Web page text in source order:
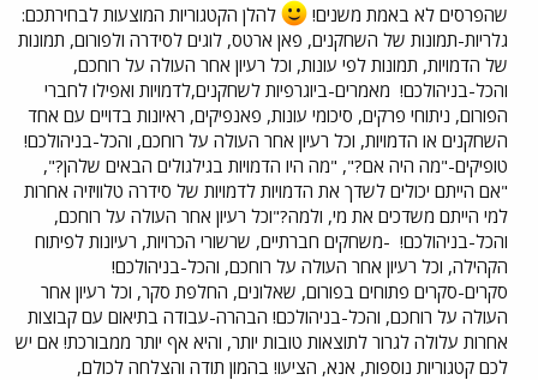
שהפרסים לא באמת משנים!
להלן הקטגוריות המוצעות לבחירתכם:
גלריות-תמונות של השחקנים, פאן ארטס, לוגים לסידרה ולפורום, תמונות
של הדמויות, תמונות לפי עונות, וכל רעיון אחר העולה על רוחכם,
והכל-בניהולכם! מאמרים-ביוגרפיות לשחקנים,לדמויות ואפילו לחברי
הפורום, ניתוחי פרקים, סיכומי עונות, פאנפיקים, ראיונות בדויים עם אחד
השחקנים או הדמויות, וכל רעיון אחר העולה על רוחכם, והכל-בניהולכם!
טופיקים-"מה היה אם?", "מה היו הדמויות בגילגולים הבאים שלהן?",
"אם הייתם יכולים לשדך את הדמויות לדמויות של סידרה טלוויזיה אחרות
למי הייתם משדכים את מי, ולמה?"וכל רעיון אחר העולה על רוחכם,
והכל-בניהולכם! -משחקים חברתיים, שרשורי הכרויות, רעיונות לפיתוח
הקהילה, וכל רעיון אחר העולה על רוחכם, והכל-בניהולכם!
סקרים-סקרים פתוחים בפורום, שאלונים, החלפת סקר, וכל רעיון אחר
העולה על רוחכם, והכל-בניהולכם! הבהרה-עבודה בתיאום עם קבוצות
אחרות עלולה לגרור לתוצאות טובות יותר, והיא אף יותר ממבורכת! אם יש
לכם קטגוריות נוספות, אנא, הציעו! בהמון תודה והצלחה לכולם,